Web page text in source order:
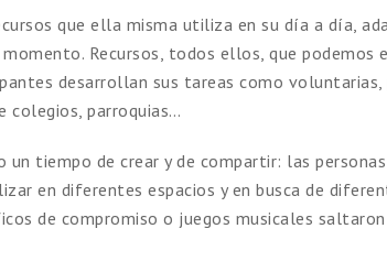
que ella misma utiliza en su día a día,
momento. Recursos, todos ellos, que
desarrollan sus tareas como
colegios, parroquias…
un tiempo de crear y de compartir: las
en diferentes espacios y en busca de
de compromiso o juegos musicales